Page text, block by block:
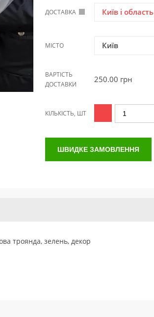
ДОСТАВКА Київ і область
МІСТО Київ
ВАРТІСТЬ
ДОСТАВКИ
250.00 грн
КІЛЬКІСТЬ, ШТ
ШВИДКЕ ЗАМОВЛЕННЯ
троянда, зелень, декор